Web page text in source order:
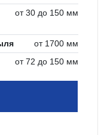
от 30 до 150 мм
от 1700 мм
от 72 до 150 мм